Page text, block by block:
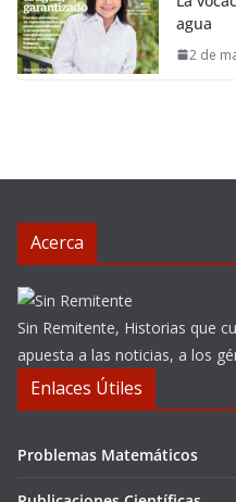
agua
2 de
Acerca
Sin Remitente, Historias que
apuesta a las noticias, a los
Enlaces Útiles
Problemas Matemáticos